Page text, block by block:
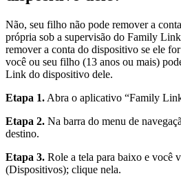
Não, seu filho não pode remover a
própria sob a supervisão do Family
remover a conta do dispositivo se ele
você ou seu filho (13 anos ou mais)
Link do dispositivo dele.
Etapa 1. Abra o aplicativo “Family
Etapa 2. Na barra do menu de
destino.
Etapa 3. Role a tela para baixo e você
(Dispositivos); clique nela.